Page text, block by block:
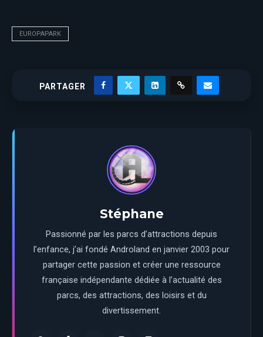
EUROPAPARK
PARTAGER
Stéphane
Passionné par les parcs d’attractions depuis
l’enfance, j’ai fondé Androland en janvier 2003 pour
partager cette passion et créer une ressource
française indépendante dédiée à l’actualité des
parcs, des attractions, des loisirs et du
divertissement.